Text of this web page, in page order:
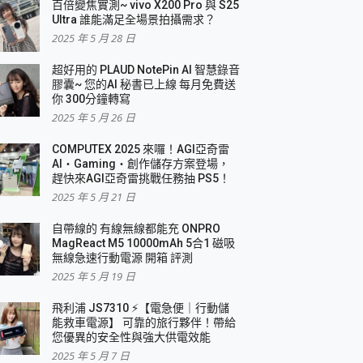
百倍變焦實測~ vivo X200 Pro 與 S25
Ultra 誰能滿足全場景拍攝需求？
2025 年 5 月 28 日
超好用的 PLAUD NotePin AI 智慧錄音
膠囊~ 您的AI 秘書已上線 每月免費送
你 300分鐘轉寫
2025 年 5 月 26 日
COMPUTEX 2025 來囉！AGI亞奇雷
AI・Gaming・創作儲存方案登場，
趕快來AGI亞奇雷挑戰任務抽 PS5！
2025 年 5 月 21 日
自帶線的 有線無線都能充 ONPRO
MagReact M5 10000mAh 5合1 磁吸
無線急速行動電源 開箱 評測
2025 年 5 月 19 日
飛利浦 JS7310 ⚡【電急便｜行動儲
能救車電源】 可靠的旅行夥伴！帶給
您優異的安全性與強大供電效能
2025 年 5 月 7 日